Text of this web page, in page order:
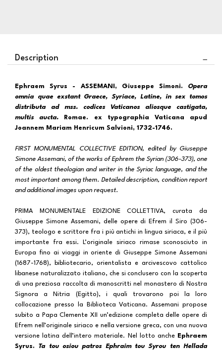
Description
Ephraem Syrus - ASSEMANI, Giuseppe Simoni. Opera
omnia quae exstant Graece, Syriace, Latine, in sex tomos
distributa ad mss. codices Vaticanos aliosque castigata,
multis aucta.
Romae. ex typographia Vaticana apud
Joannem Mariam Henricum Salvioni, 1732-1746.
FIRST MONUMENTAL COLLECTIVE EDITION, edited by Giuseppe
Simone Assemani, of the works of Ephrem the Syrian (306-373), one
of the oldest theologian and writer in the Syriac language, and the
most important among them. Detailed description, condition report
and additional images upon request.
PRIMA MONUMENTALE EDIZIONE COLLETTIVA, curata da
Giuseppe Simone Assemani, delle opere di Efrem il Siro (306-
373), teologo e scrittore fra i più antichi in lingua siriaca, e il più
importante fra essi. L’originale siriaco rimase sconosciuto in
Europa fino ai viaggi in oriente di Giuseppe Simone Assemani
(1687-1768), bibliotecario, orientalista e arcivescovo cattolico
libanese naturalizzato italiano, che si conclusero con la scoperta
di una preziosa raccolta di manoscritti nel monastero di Nostra
Signora a Nitria (Egitto), i quali trovarono poi la loro
collocazione presso la Biblioteca Vaticana. Assemani propose
subito a Papa Clemente XII un’edizione completa delle opere di
Efrem nell’originale siriaco e nella versione greca, con una nuova
versione latina dell’intero materiale. Nel lotto anche
Ephraem
Syrus. Ta tou osiou patros Ephraim tou Syrou ten Hellada